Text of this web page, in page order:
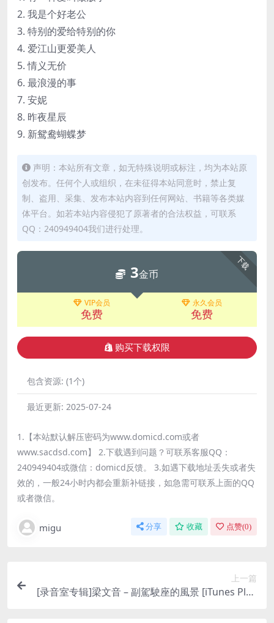
2. 我是个好老公
3. 特别的爱给特别的你
4. 爱江山更爱美人
5. 情义无价
6. 最浪漫的事
7. 安妮
8. 昨夜星辰
9. 新鸳鸯蝴蝶梦
声明：本站所有文章，如无特殊说明或标注，均为本站原
创发布。任何个人或组织，在未征得本站同意时，禁止复
制、盗用、采集、发布本站内容到任何网站、书籍等各类媒
体平台。如若本站内容侵犯了原著者的合法权益，可联系
QQ：240949404我们进行处理。
下载
3金币
VIP会员
免费
永久会员
免费
购买下载权限
包含资源: (1个)
最近更新: 2025-07-24
1.【本站默认解压密码为www.domicd.com或者
www.sacdsd.com】 2.下载遇到问题？可联系客服QQ：
240949404或微信：domicd反馈。 3.如遇下载地址丢失或者失
效的，一般24小时内都会重新补链接，如急需可联系上面的QQ
或者微信。
migu 分享 收藏 点赞(0)
上一篇
[录音室专辑]梁文音 – 副駕駛座的風景 [iTunes Plus